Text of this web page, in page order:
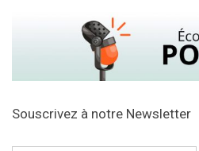
Souscrivez à notre Newsletter